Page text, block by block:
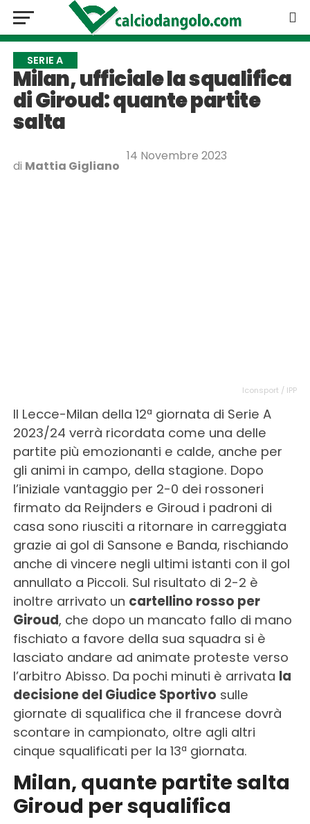
SERIE A
Milan, ufficiale la squalifica
di Giroud: quante partite
salta
di Mattia Gigliano
14 Novembre 2023
Iconsport / IPP
Il Lecce-Milan della 12ª giornata di Serie A
2023/24 verrà ricordata come una delle
partite più emozionanti e calde, anche per
gli animi in campo, della stagione. Dopo
l’iniziale vantaggio per 2-0 dei rossoneri
firmato da Reijnders e Giroud i padroni di
casa sono riusciti a ritornare in carreggiata
grazie ai gol di Sansone e Banda, rischiando
anche di vincere negli ultimi istanti con il gol
annullato a Piccoli. Sul risultato di 2-2 è
inoltre arrivato un cartellino rosso per
Giroud, che dopo un mancato fallo di mano
fischiato a favore della sua squadra si è
lasciato andare ad animate proteste verso
l’arbitro Abisso. Da pochi minuti è arrivata la
decisione del Giudice Sportivo sulle
giornate di squalifica che il francese dovrà
scontare in campionato, oltre agli altri
cinque squalificati per la 13ª giornata.
Milan, quante partite salta
Giroud per squalifica